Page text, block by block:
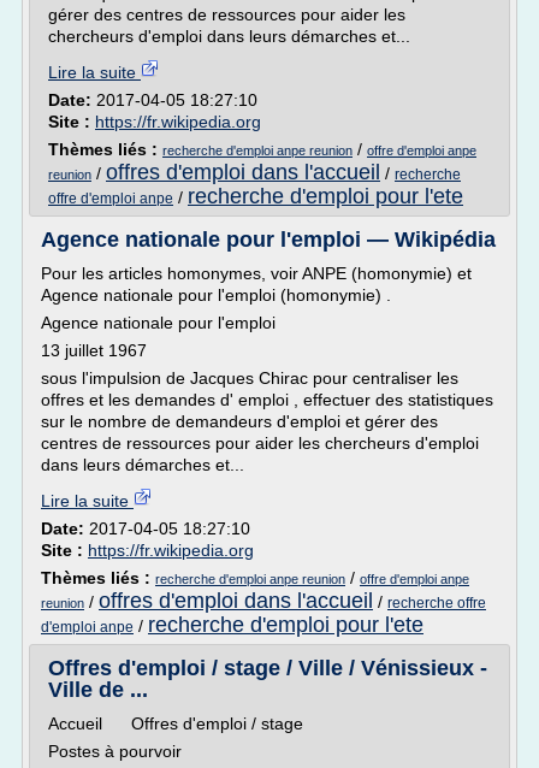
gérer des centres de ressources pour aider les
chercheurs d'emploi dans leurs démarches et...
Lire la suite
Date: 2017-04-05 18:27:10
Site : https://fr.wikipedia.org
Thèmes liés : recherche d'emploi anpe reunion / offre d'emploi anpe
reunion / offres d'emploi dans l'accueil / recherche
offre d'emploi anpe / recherche d'emploi pour l'ete
Agence nationale pour l'emploi — Wikipédia
Pour les articles homonymes, voir ANPE (homonymie) et
Agence nationale pour l'emploi (homonymie) .
Agence nationale pour l'emploi
13 juillet 1967
sous l'impulsion de Jacques Chirac pour centraliser les
offres et les demandes d' emploi , effectuer des statistiques
sur le nombre de demandeurs d'emploi et gérer des
centres de ressources pour aider les chercheurs d'emploi
dans leurs démarches et...
Lire la suite
Date: 2017-04-05 18:27:10
Site : https://fr.wikipedia.org
Thèmes liés : recherche d'emploi anpe reunion / offre d'emploi anpe
reunion / offres d'emploi dans l'accueil / recherche offre
d'emploi anpe / recherche d'emploi pour l'ete
Offres d'emploi / stage / Ville / Vénissieux -
Ville de ...
Accueil Offres d'emploi / stage
Postes à pourvoir